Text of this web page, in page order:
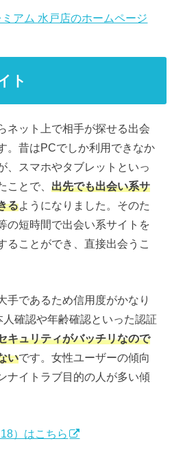
アム 水戸店のホームページ
ト
ネット上で相手が探せる出会
。昔はPCでしか利用できなか
、スマホやタブレットといっ
ことで、出先でも出会い系サ
るようになりました。そのた
の短時間で出会い系サイトを
ることができ、直接出会うこ
手であるため信用度がかなり
確認や年齢確認といった認証
キュリティがバッチリなので
いです。女性ユーザーの傾向
ナイトラブ目的の人が多い傾
）はこちら